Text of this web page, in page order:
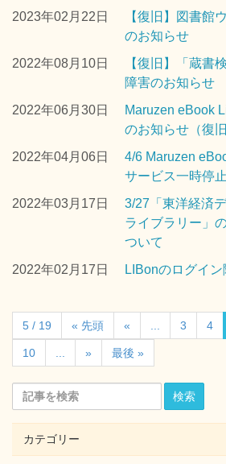
2023年02月22日
【復旧】図書館
のお知らせ
2022年08月10日
【復旧】「蔵書
障害のお知らせ
2022年06月30日
Maruzen eBook
のお知らせ（復旧
2022年04月06日
4/6 Maruzen
サービス一時停
2022年03月17日
3/27「東洋経済
ライブラリー」
ついて
2022年02月17日
LIBonのログイン
5 / 19 « 先頭 « 3 4
10 » 最後 »
検索
カテゴリー